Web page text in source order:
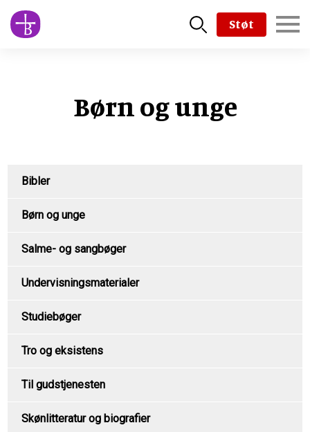
Skip
to
Støt
Børn og unge
Product
Bibler
Børn og unge
Salme- og sangbøger
Undervisningsmaterialer
Studiebøger
Tro og eksistens
Til gudstjenesten
Skønlitteratur og biografier